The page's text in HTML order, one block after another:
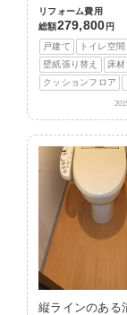
リフォーム費用
総額279,800 円
戸建て
トイレ空間
壁紙張り替え
床材
クッションフロア
縦ラインのある